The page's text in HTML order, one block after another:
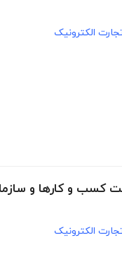
الکترونیک
کسب و کارها و
الکترونیک